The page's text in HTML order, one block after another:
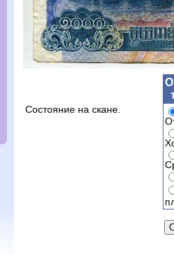
Состояние на скане.